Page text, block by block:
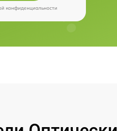
конфиденциальности